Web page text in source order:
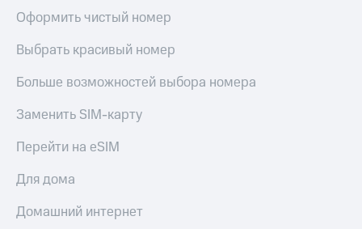
Оформить чистый номер
Выбрать красивый номер
Больше возможностей выбора номера
Заменить SIM-карту
Перейти на eSIM
Для дома
Домашний интернет